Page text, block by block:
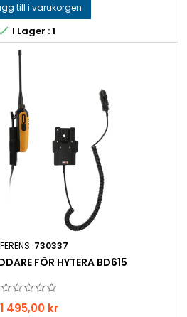
till i varukorgen
I Lager : 1
730337
FÖR HYTERA BD615
Pris
1 495,00 kr